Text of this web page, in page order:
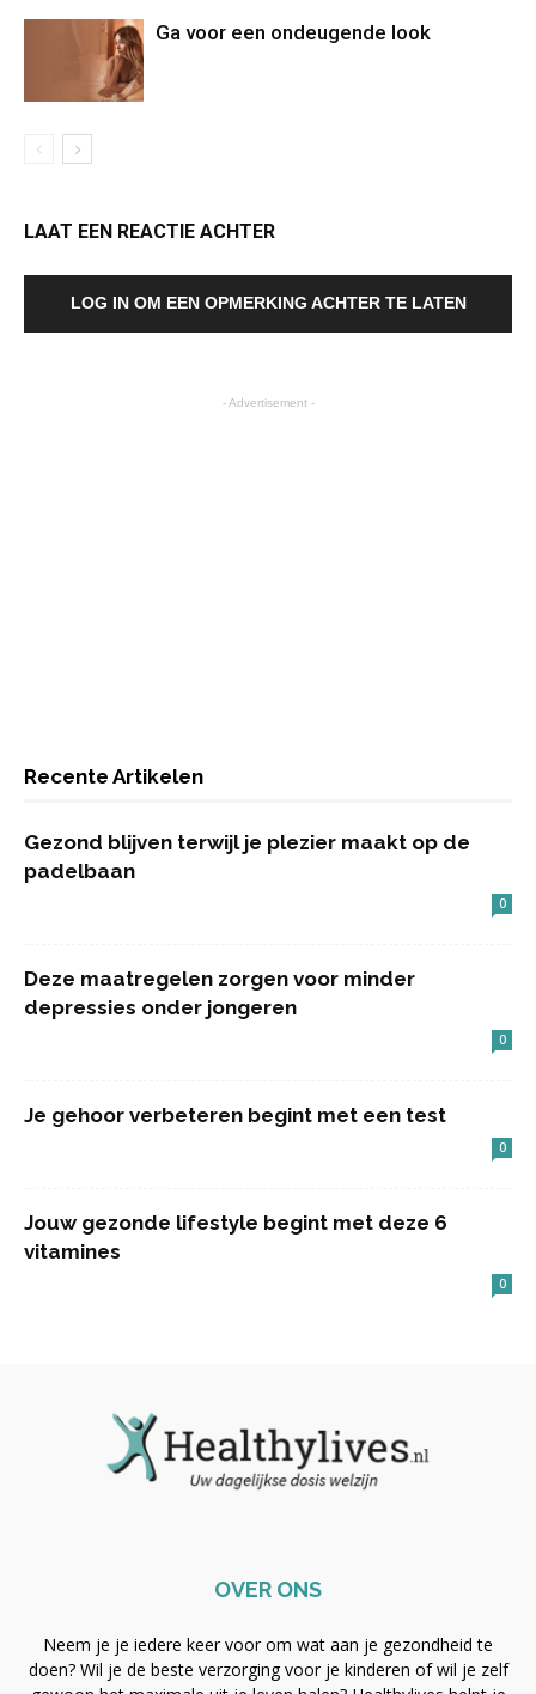
Ga voor een ondeugende look
LAAT EEN REACTIE ACHTER
LOG IN OM EEN OPMERKING ACHTER TE LATEN
- Advertisement -
Recente Artikelen
Gezond blijven terwijl je plezier maakt op de
padelbaan
0
Deze maatregelen zorgen voor minder
depressies onder jongeren
0
Je gehoor verbeteren begint met een test
0
Jouw gezonde lifestyle begint met deze 6
vitamines
0
OVER ONS
Neem je je iedere keer voor om wat aan je gezondheid te
doen? Wil je de beste verzorging voor je kinderen of wil je zelf